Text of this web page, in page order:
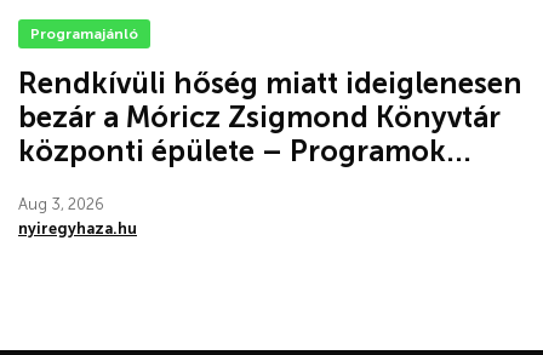
Programajánló
Rendkívüli hőség miatt ideiglenesen
bezár a Móricz Zsigmond Könyvtár
központi épülete – Programok...
Aug 3, 2026
nyiregyhaza.hu